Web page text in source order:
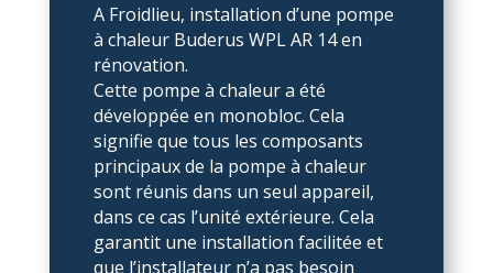
A Froidlieu, installation d’une pompe
à chaleur Buderus WPL AR 14 en
rénovation.
Cette pompe à chaleur a été
développée en monobloc. Cela
signifie que tous les composants
principaux de la pompe à chaleur
sont réunis dans un seul appareil,
dans ce cas l’unité extérieure. Cela
garantit une installation facilitée et
que l’installateur n’a pas besoin